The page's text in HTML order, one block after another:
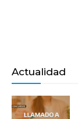
Actualidad